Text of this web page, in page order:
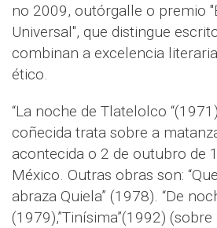
no 2009, outórgalle o premio
Universal", que distingue
combinan a excelencia
ético.
“La noche de Tlatelolco
coñecida trata sobre a
acontecida o 2 de outubro de
México. Outras obras son:
abraza Quiela” (1978). “De
(1979),”Tinísima”(1992)